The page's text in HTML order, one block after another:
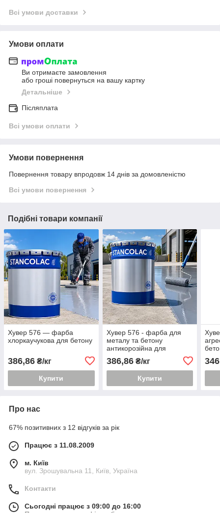
Всі умови доставки
Умови оплати
Ви отримаєте замовлення
або гроші повернуться на вашу картку
Детальніше
Післяплата
Всі умови оплати
Умови повернення
Повернення товару впродовж 14 днів за домовленістю
Всі умови повернення
Подібні товари компанії
Хувер 576 — фарба
хлоркаучукова для бетону
386,86 ₴/кг
Купити
Хувер 576 - фарба для
металу та бетону
антикорозійна для
агресивного середовища
386,86₴/кг
Купити
Про нас
67% позитивних з 12 відгуків за рік
Працює з 11.08.2009
м. Київ
вул. Зрошувальна 11, Київ, Україна
Контакти
Сьогодні працює з 09:00 до 16:00